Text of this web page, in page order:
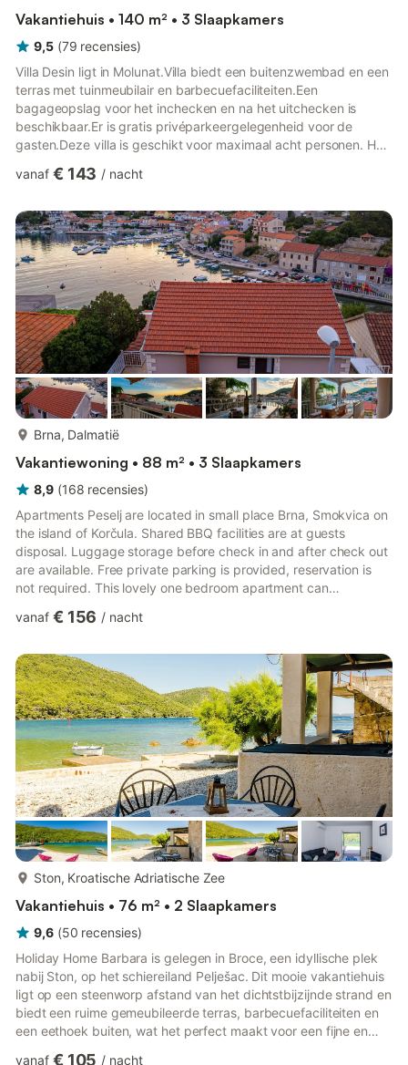
Vakantiehuis • 140 m² • 3 Slaapkamers
9,5 (79 recensies)
Villa Desin ligt in Molunat.Villa biedt een buitenzwembad en een
terras met tuinmeubilair en barbecuefaciliteiten.Een
bagageopslag voor het inchecken en na het uitchecken is
beschikbaar.Er is gratis privéparkeergelegenheid voor de
gasten.Deze villa is geschikt voor maximaal acht personen. Het
airconditioning. De keuken is volledig uitgerust en heeft een
badkamers zijn uitgerust met een douche en een haardroger.
Een gemeubileerd terras en een zwembad staan ter
beschikking van de gasten.Het ce...
vanaf € 143 / nacht
Brna, Dalmatië
Vakantiewoning • 88 m² • 3 Slaapkamers
8,9 (168 recensies)
Apartments Peselj are located in small place Brna, Smokvica on
the island of Korčula. Shared BBQ facilities are at guests
disposal. Luggage storage before check in and after check out
are available. Free private parking is provided, reservation is
not required. This lovely one bedroom apartment can
Wi-Fi, LCD SAT TV and air condition. Kitchen is well equipped
sofa. Private bathroom come with bathtub. Furnished balcony
and terrace with sea view are at guests disposal. Due...
vanaf € 156 / nacht
Ston, Kroatische Adriatische Zee
Vakantiehuis • 76 m² • 2 Slaapkamers
9,6 (50 recensies)
Holiday Home Barbara is gelegen in Broce, een idyllische plek
nabij Ston, op het schiereiland Pelješac. Dit mooie vakantiehuis
ligt op een steenworp afstand van het dichtstbijzijnde strand en
biedt een ruime gemeubileerde terras, barbecuefaciliteiten en
een eethoek buiten, wat het perfect maakt voor een fijne en
vanaf € 105 / nacht